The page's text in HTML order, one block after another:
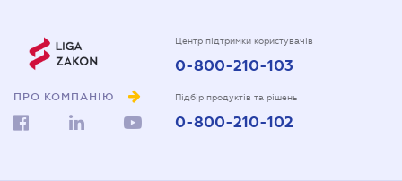
ПРО КОМПАНІЮ
Центр підтримки користувачів
0-800-210-103
Підбір продуктів та рішень
0-800-210-102